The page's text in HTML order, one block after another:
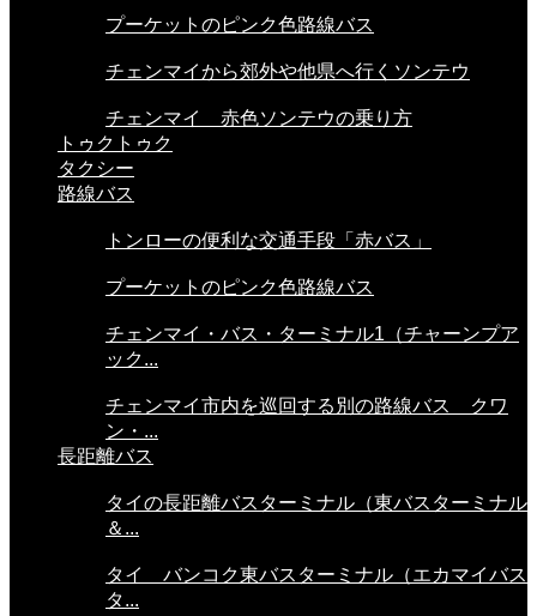
プーケットのピンク色路線バス
チェンマイから郊外や他県へ行くソンテウ
チェンマイ 赤色ソンテウの乗り方
トゥクトゥク
タクシー
路線バス
トンローの便利な交通手段「赤バス」
プーケットのピンク色路線バス
チェンマイ・バス・ターミナル1（チャーンプア
ック...
チェンマイ市内を巡回する別の路線バス クワ
ン・...
長距離バス
タイの長距離バスターミナル（東バスターミナル
＆...
タイ バンコク東バスターミナル（エカマイバス
タ...